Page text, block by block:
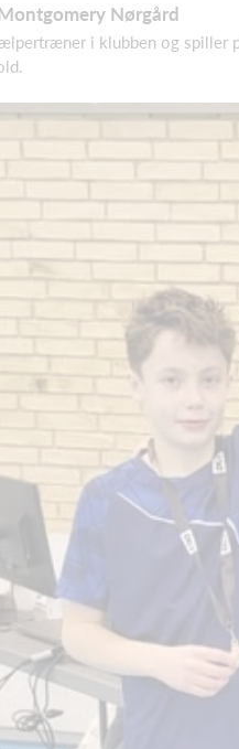
Nørgård
i klubben og spiller